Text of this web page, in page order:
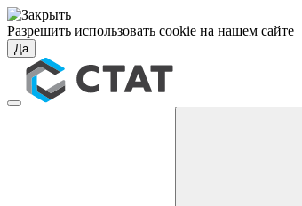
Разрешить использовать cookie на нашем сайте
Да